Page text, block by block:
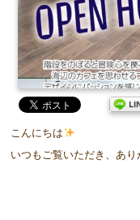
こんにちは
いつもご覧いただき、あ